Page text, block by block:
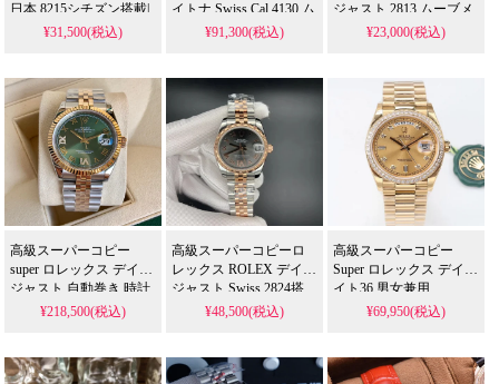
日本 8215シチズン搭載|
ブランド腕時計 おすす
¥31,500(税込)
イトナ Swiss Cal.4130 ム
ーブメント搭載|おしゃ
¥91,300(税込)
ジャスト 2813 ムーブメ
ント搭載|腕時計 メンズ
¥23,000(税込)
高級スーパーコピー
super ロレックス デイト
ジャスト 自動巻き 時計
多機能設計 腕時計|ブラ
¥218,500(税込)
高級スーパーコピーロ
レックス ROLEX デイト
ジャスト Swiss 2824搭
載|メンズ 腕時計 人気
¥48,500(税込)
高級スーパーコピー
Super ロレックス デイデ
イト36 男女兼用
Cal.3255 ムーブメント搭
¥69,950(税込)